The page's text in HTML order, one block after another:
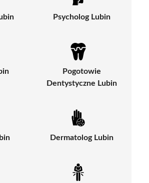
Psycholog Lubin
Pogotowie
Dentystyczne Lubin
Dermatolog Lubin